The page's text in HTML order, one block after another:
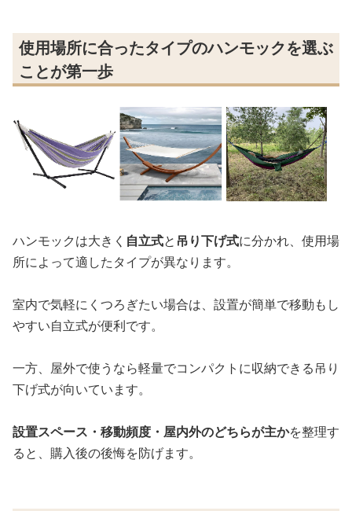
使用場所に合ったタイプのハンモックを選ぶ
ことが第一歩
ハンモックは大きく 自立式と 吊り下げ式に分かれ、使用場
所によって適したタイプが異なります。
室内で気軽にくつろぎたい場合は、設置が簡単で移動もし
やすい自立式が便利です。
一方、屋外で使うなら軽量でコンパクトに収納できる吊り
下げ式が向いています。
設置スペース・移動頻度・屋内外のどちらが主かを整理す
ると、購入後の後悔を防げます。